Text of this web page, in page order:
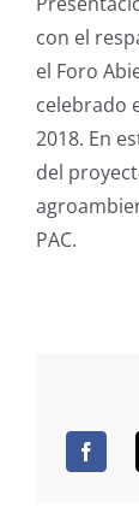
con el
el Foro
celebrado
2018. En
del
PAC.